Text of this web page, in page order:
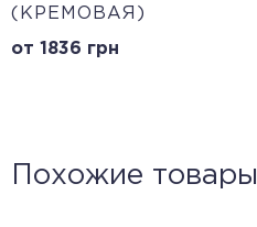
(КРЕМОВАЯ)
от 1836 грн
Похожие товары